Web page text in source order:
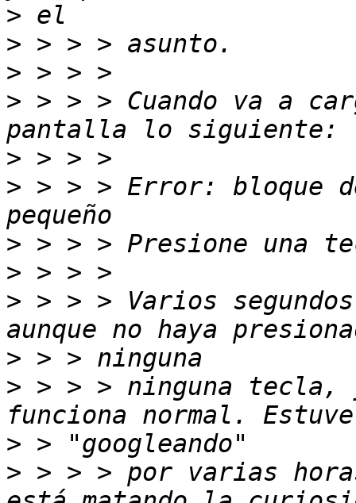
>
>
>
> > > > Cuando va a
>
> > > > Error: bloque
>
>
> > > > Varios
>
> > > > ninguna tecla,
>
> > > > por varias